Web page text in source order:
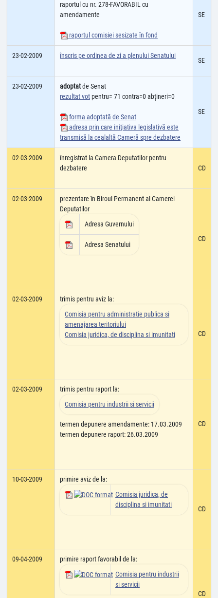
raportul cu nr. 278-FAVORABIL cu
amendamente
raportul comisiei sesizate în fond
SE
23-02-2009 înscris pe ordinea de zi a plenului Senatului
SE
23-02-2009 adoptatde Senat
rezultat vot pentru= 71 contra=0 abțineri=0
forma adoptată de Senat
adresa prin care iniţiativa legislativă este
transmisă la cealaltă Cameră spre dezbatere
SE
02-03-2009
înregistrat la Camera Deputatilor pentru
dezbatere
CD
02-03-2009
prezentare în Biroul Permanent al Camerei
Deputatilor
Adresa Guvernului
Adresa Senatului
CD
02-03-2009
trimis pentru aviz la:
Comisia pentru administratie publica si
amenajarea teritoriului
Comisia juridica, de disciplina si imunitati
CD
02-03-2009
trimis pentru raport la:
Comisia pentru industrii si servicii
termen depunere amendamente: 17.03.2009
termen depunere raport: 26.03.2009
CD
10-03-2009
primire aviz de la:
Comisia juridica, de
disciplina si imunitati
CD
09-04-2009
primire raport favorabil de la:
Comisia pentru industrii
si servicii
CD